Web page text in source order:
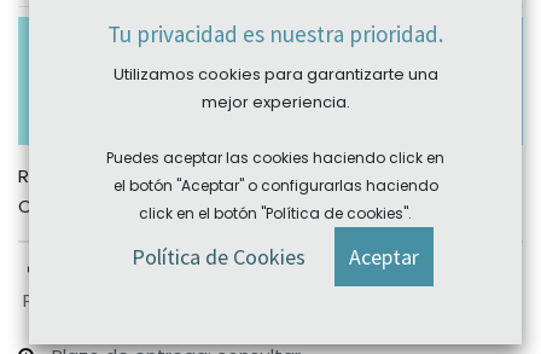
Los pedidos con importe inferior a 1€ tendrán un
sobrecoste en el porte de 2.70€ (para península) y
de 3.30€ (para Portugal) para cubrir gastos de
gestión y manipulación.
REF:
Categoría: Coopervision
Plazo devolución: sujeto a producto, consultar
Tu privacidad es nuestra prioridad.
Utilizamos cookies para garantizarte una
mejor experiencia.
Puedes aceptar las cookies haciendo click en
el botón "Aceptar" o configurarlas haciendo
click en el botón "Política de cookies".
Política de Cookies Aceptar